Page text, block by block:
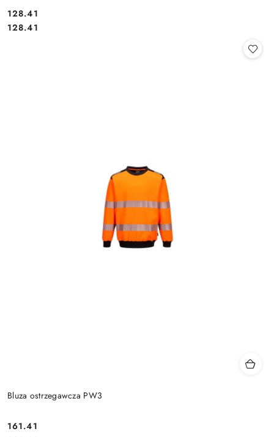
Cena:
128.41
Cena:
128.41
Bluza ostrzegawcza PW3
161.41